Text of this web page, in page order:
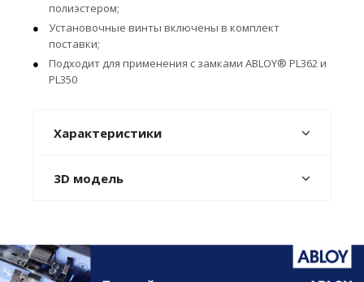
полиэстером;
Установочные винты включены в комплект
поставки;
Подходит для применения с замками ABLOY® PL362 и
PL350
Характеристики
3D модель